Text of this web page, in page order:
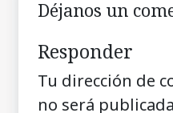
Déjanos un
Responder
Tu dirección de
no será